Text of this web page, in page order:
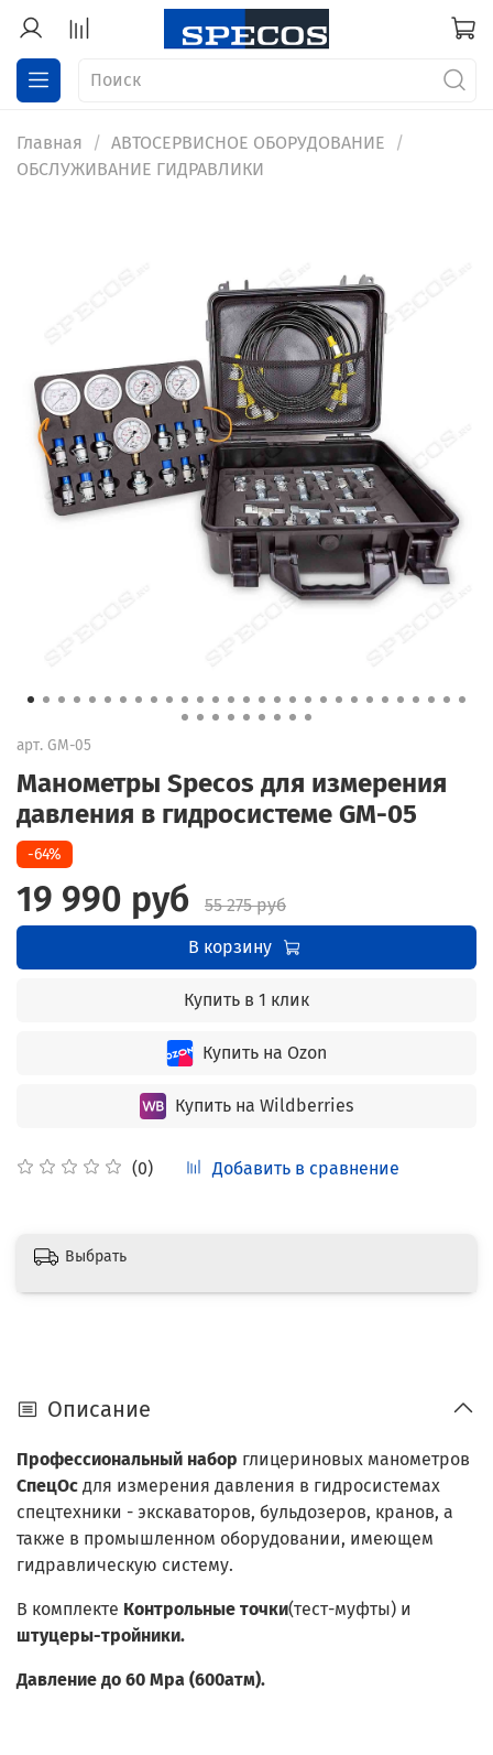
Главная
АВТОСЕРВИСНОЕ ОБОРУДОВАНИЕ
ОБСЛУЖИВАНИЕ ГИДРАВЛИКИ
арт. GM-05
Манометры Specos для измерения
давления в гидросистеме GM-05
(0) Добавить в сравнение
-64%
19 990 руб
55 275 руб
В корзину
Купить в 1 клик
Купить на Ozon
Купить на Wildberries
Выбрать
Описание
Профессиональный набор глицериновых манометров
СпецОс для измерения давления в гидросистемах
спецтехники - экскаваторов, бульдозеров, кранов, а
также в промышленном оборудовании, имеющем
гидравлическую систему.
В комплекте Контрольные точки(тест-муфты) и
штуцеры-тройники.
Давление до 60 Mpa (600атм).